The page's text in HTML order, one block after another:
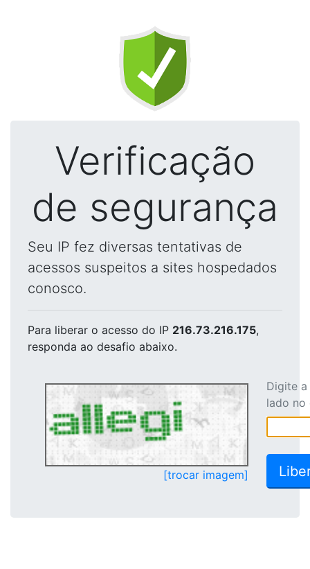
Verificação
de segurança
Seu IP fez diversas tentativas de
acessos suspeitos a sites hospedados
conosco.
Para liberar o acesso do IP 216.73.216.175,
responda ao desafio abaixo.
[trocar imagem]
Digite
lado no